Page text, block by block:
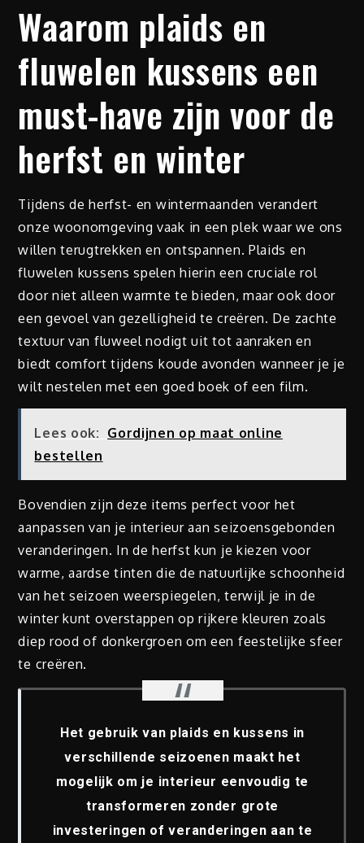
Waarom plaids en
fluwelen kussens een
must-have zijn voor de
herfst en winter
Tijdens de herfst- en wintermaanden verandert
onze woonomgeving vaak in een plek waar we ons
willen terugtrekken en ontspannen. Plaids en
fluwelen kussens spelen hierin een cruciale rol
door niet alleen warmte te bieden, maar ook door
een gevoel van gezelligheid te creëren. De zachte
textuur van fluweel nodigt uit tot aanraken en
biedt comfort tijdens koude avonden wanneer je je
wilt nestelen met een goed boek of een film.
Lees ook: Gordijnen op maat online
bestellen
Bovendien zijn deze items perfect voor het
aanpassen van je interieur aan seizoensgebonden
veranderingen. In de herfst kun je kiezen voor
warme, aardse tinten die de natuurlijke schoonheid
van het seizoen weerspiegelen, terwijl je in de
winter kunt overstappen op rijkere kleuren zoals
diep rood of donkergroen om een feestelijke sfeer
te creëren.
Het gebruik van plaids en kussens in
verschillende seizoenen maakt het
mogelijk om je interieur eenvoudig te
transformeren zonder grote
investeringen of veranderingen aan te